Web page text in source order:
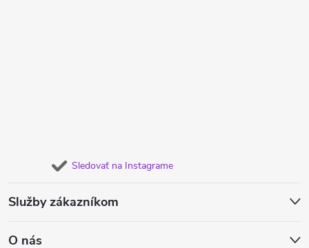
Sledovať na Instagrame
Služby zákazníkom
O nás